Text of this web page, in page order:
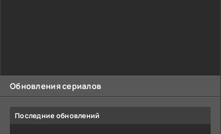
Обновления сериалов
Последние обновлений